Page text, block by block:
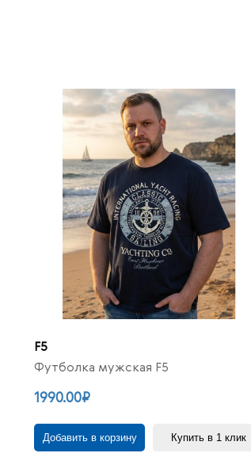
F5
Футболка мужская F5
1990.00₽
Добавить в корзину Купить в 1 клик